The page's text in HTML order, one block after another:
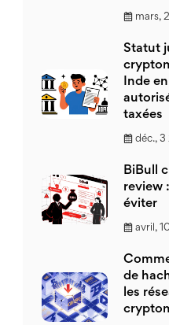
mars,
Statut
Inde
taxées
déc., 3
BiBull
review
éviter
avril,
de
les